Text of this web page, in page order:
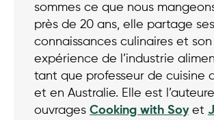
sommes ce que nous
près de 20 ans, elle partage ses
connaissances culinaires et son
expérience de l’industrie
tant que professeur de cuisine
et en Australie. Elle est
ouvrages Cooking with Soyet